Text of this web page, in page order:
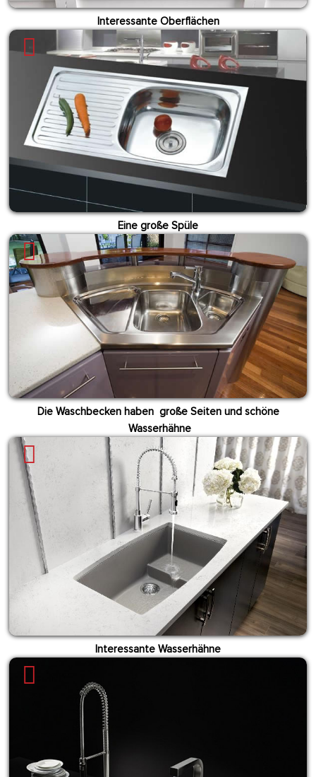
Interessante Oberflächen
Eine große Spüle
Die Waschbecken haben große Seiten und schöne
Wasserhähne
Interessante Wasserhähne